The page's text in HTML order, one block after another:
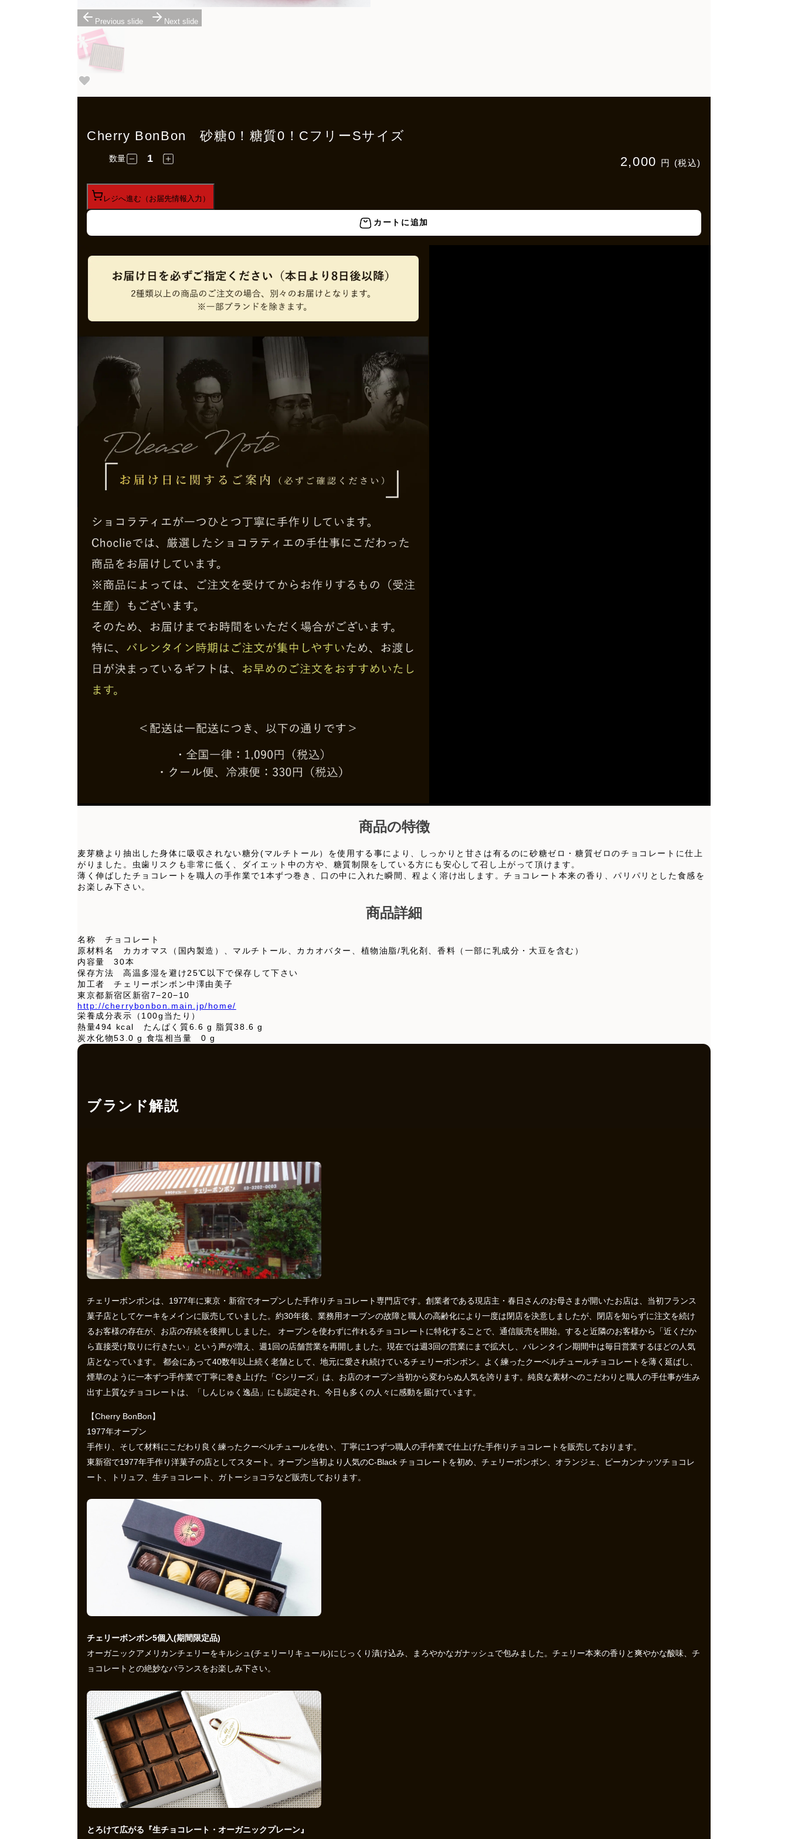
Previous slide Next slide
Cherry BonBon 砂糖0！糖質0！CフリーSサイズ
2,000 円 (税込)
数量
レジへ進む（お届先情報入力）
カートに追加
商品の特徴
麦芽糖より抽出した身体に吸収されない糖分(マルチトール）を使用する事により、しっかりと甘さは有るのに砂糖ゼロ・糖質ゼロのチョコレートに仕上
がりました。虫歯リスクも非常に低く、ダイエット中の方や、糖質制限をしている方にも安心して召し上がって頂けます。
薄く伸ばしたチョコレートを職人の手作業で1本ずつ巻き、口の中に入れた瞬間、程よく溶け出します。チョコレート本来の香り、パリパリとした食感を
お楽しみ下さい。
商品詳細
名称 チョコレート
原材料名 カカオマス（国内製造）、マルチトール、カカオバター、植物油脂/乳化剤、香料（一部に乳成分・大豆を含む）
内容量 30本
保存方法 高温多湿を避け25℃以下で保存して下さい
加工者 チェリーボンボン中澤由美子
東京都新宿区新宿7−20−10
http://cherrybonbon.main.jp/home/
栄養成分表示（100g当たり）
熱量494 kcal たんぱく質6.6 g 脂質38.6 g
炭水化物53.0 g 食塩相当量 0 g
ブランド解説
チェリーボンボンは、1977年に東京・新宿でオープンした手作りチョコレート専門店です。創業者である現店主・春日さんのお母さまが開いたお店は、当初フランス
菓子店としてケーキをメインに販売していました。約30年後、業務用オーブンの故障と職人の高齢化により一度は閉店を決意しましたが、閉店を知らずに注文を続け
るお客様の存在が、お店の存続を後押ししました。 オーブンを使わずに作れるチョコレートに特化することで、通信販売を開始。すると近隣のお客様から「近くだか
ら直接受け取りに行きたい」という声が増え、週1回の店舗営業を再開しました。現在では週3回の営業にまで拡大し、バレンタイン期間中は毎日営業するほどの人気
店となっています。 都会にあって40数年以上続く老舗として、地元に愛され続けているチェリーボンボン。よく練ったクーベルチュールチョコレートを薄く延ばし、
煙草のように一本ずつ手作業で丁寧に巻き上げた「Cシリーズ」は、お店のオープン当初から変わらぬ人気を誇ります。純良な素材へのこだわりと職人の手仕事が生み
出す上質なチョコレートは、「しんじゅく逸品」にも認定され、今日も多くの人々に感動を届けています。
【Cherry BonBon】
1977年オープン
手作り、そして材料にこだわり良く練ったクーベルチュールを使い、丁寧に1つずつ職人の手作業で仕上げた手作りチョコレートを販売しております。
東新宿で1977年手作り洋菓子の店としてスタート。オープン当初より人気のC-Black チョコレートを初め、チェリーボンボン、オランジェ、ピーカンナッツチョコレ
ート、トリュフ、生チョコレート、ガトーショコラなど販売しております。
チェリーボンボン5個入(期間限定品)
オーガニックアメリカンチェリーをキルシュ(チェリーリキュール)にじっくり漬け込み、まろやかなガナッシュで包みました。チェリー本来の香りと爽やかな酸味、チ
ョコレートとの絶妙なバランスをお楽しみ下さい。
とろけて広がる『生チョコレート・オーガニックプレーン』